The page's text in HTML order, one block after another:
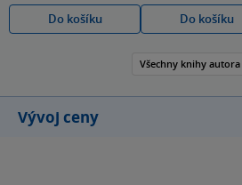
Do košíku
Do košíku
Všechny knihy autora
Vývoj ceny